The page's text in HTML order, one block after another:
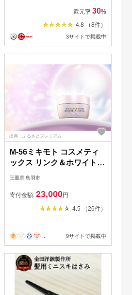
還元率 30%
4.8 （8件）
3サイトで掲載中
出典：ふるさとプレミアム
M-56ミキモト コスメティ
ックス リンク＆ホワイト
スキンパーフェクション ジ
三重県 鳥羽市
寄付金額: 23,000円
4.5 （26件）
9サイトで掲載中